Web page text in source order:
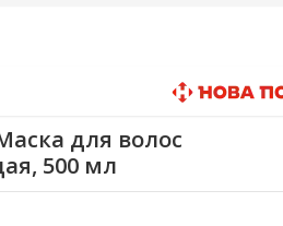
для волос
500 мл